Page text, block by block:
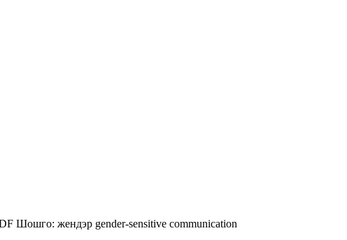
Шошго: жендэр gender-sensitive communication